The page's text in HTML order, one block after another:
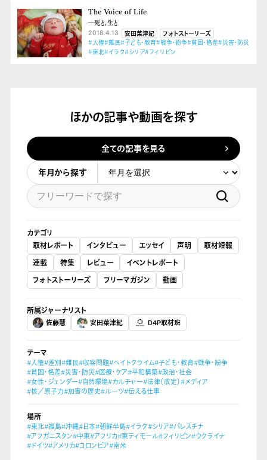
The Voice of Life
―死と、生と
2018.4.13 安田菜津紀
フォトストーリーズ
#人権#難民#子ども・教育#戦争・紛争#貧困・格差#災害・防災
#東北#イラク#シリア#フィリピン
ほかの記事や動画を探す
全ての記事を見る
年月から探す
カテゴリ
取材レポート
インタビュー エッセイ 声明
取材短報
連載
特集 レビュー
イベントレポート
フォトストーリーズ
フリーマガジン 動画
所属ジャーナリスト
佐藤慧 安田菜津紀 D4P取材班
テーマ
#人権#差別#難民#収容問題#ヘイトクライム#子ども・教育#戦争・紛争
#貧困・格差#災害・防災#医療・ケア#平和構築#政治・社会
#女性・ジェンダー#自然環境#カルチャー#法律（改定）#メディア
#核／原子力#加害の歴史#ルーツ#伝える仕事
場所
#東北#福島#沖縄#日本#朝鮮半島#イラク#シリア#パレスチナ
#アフガニスタン#中東#アフリカ#東ティモール#フィリピン#ウクライナ
#ドイツ#アメリカ#コロンビア#南米